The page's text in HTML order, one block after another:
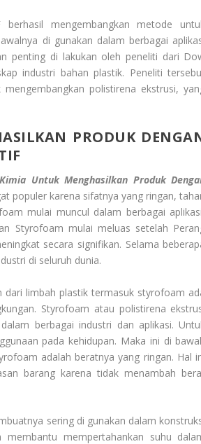
mengembangkan metode
di gunakan dalam berbagai
penting di lakukan oleh peneliti dari
industri bahan plastik. Peneliti
polistirena ekstrusi,
PRODUK
Untuk Menghasilkan Produk
populer karena sifatnya yang ringan,
mulai muncul dalam berbagai
Styrofoam mulai meluas setelah
secara signifikan. Selama
di seluruh dunia.
dari limbah plastik termasuk styrofoam
Styrofoam atau polistirena
berbagai industri dan aplikasi.
pada kehidupan. Maka ini di
adalah beratnya yang ringan. Hal
barang karena tidak menambah
sering di gunakan dalam
mempertahankan suhu